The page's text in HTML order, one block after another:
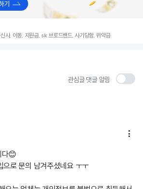
사, 이동, 지원금, sk 브로드밴드, 사기당함, 위약금
관심글 댓글 알림

다😊
으로 문의 남겨주셨네요 ㅜㅜ